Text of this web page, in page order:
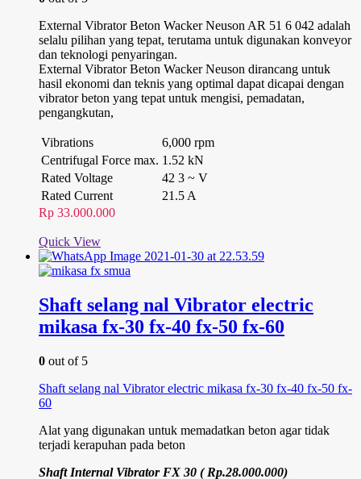
External Vibrator Beton Wacker Neuson AR 51 6 042 adalah
selalu pilihan yang tepat, terutama untuk digunakan konveyor
dan teknologi penyaringan.
External Vibrator Beton Wacker Neuson dirancang untuk
hasil ekonomi dan teknis yang optimal dapat dicapai dengan
vibrator beton yang tepat untuk mengisi, pemadatan,
pengangkutan,
Vibrations
6,000 rpm
Centrifugal Force max. 1.52 kN
Rated Voltage
42 3 ~ V
Rated Current
21.5 A
Rp 33.000.000
Quick View
Shaft selang nal Vibrator electric
mikasa fx-30 fx-40 fx-50 fx-60
0 out of 5
Shaft selang nal Vibrator electric mikasa fx-30 fx-40 fx-50 fx-
60
Alat yang digunakan untuk memadatkan beton agar tidak
terjadi kerapuhan pada beton
Shaft Internal Vibrator FX 30 ( Rp.28.000.000)